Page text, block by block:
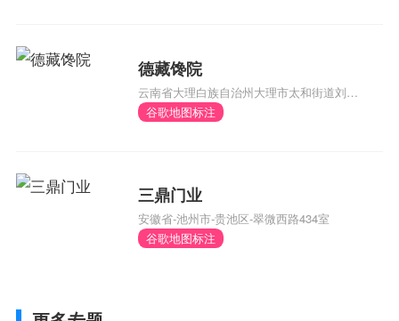
德藏馋院
云南省大理白族自治州大理市太和街道刘官
厂村委会风阳邑村290号
谷歌地图标注
三鼎门业
安徽省-池州市-贵池区-翠微西路434室
谷歌地图标注